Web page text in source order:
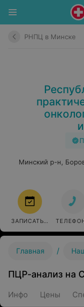
РНПЦ в Минске
Минский р-н,
ЗАПИСАТЬСЯ
Главная /
ПЦР-анализ на
Инфо Цены